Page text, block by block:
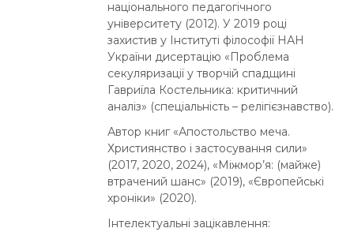
національного педагогічного
університету (2012). У 2019 році
захистив у Інституті філософії НАН
України дисертацію «Проблема
секуляризації у творчій спадщині
Гавриїла Костельника: критичний
аналіз» (спеціальність – релігієзнавство).
Автор книг «Апостольство меча.
Християнство і застосування сили»
(2017, 2020, 2024), «Міжмор’я: (майже)
втрачений шанс» (2019), «Європейські
хроніки» (2020).
Інтелектуальні зацікавлення: